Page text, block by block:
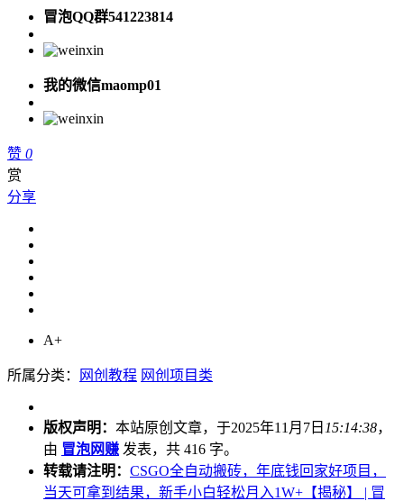
冒泡QQ群541223814
我的微信maomp01
赞 0
赏
分享
A+
所属分类： 网创教程 网创项目类
版权声明： 本站原创文章，于2025年11月7日 15:14:38，
由 冒泡网赚 发表，共 416 字。
转载请注明： CSGO全自动搬砖，年底钱回家好项目，
当天可拿到结果，新手小白轻松月入1W+【揭秘】 | 冒